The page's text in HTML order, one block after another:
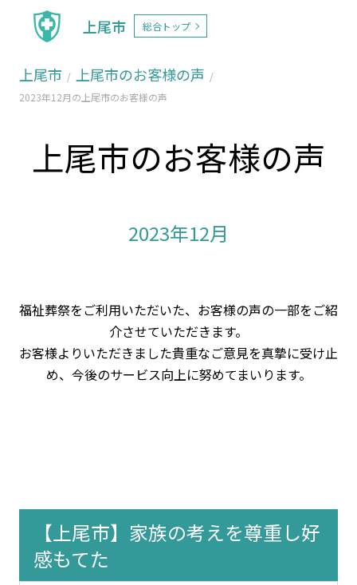
上尾市 総合トップ
上尾市 上尾市のお客様の声
2023年12月の上尾市のお客様の声
上尾市のお客様の声
2023年12月
福祉葬祭をご利用いただいた、お客様の声の一部をご紹
介させていただきます。
お客様よりいただきました貴重なご意見を真摯に受け止
め、今後のサービス向上に努めてまいります。
【上尾市】家族の考えを尊重し好
感もてた